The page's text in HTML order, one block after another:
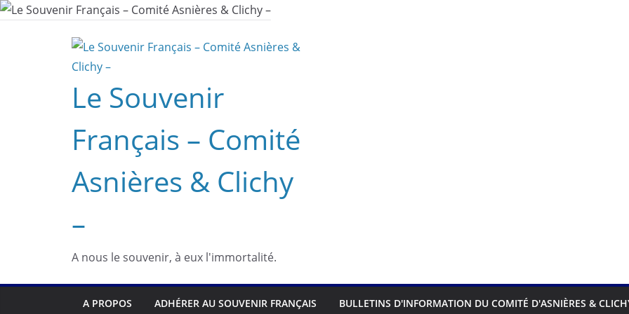
Passer
Le Souvenir
Français – Comité
Asnières & Clichy
–
A nous le souvenir, à eux l'immortalité.
A PROPOS ADHÉRER AU SOUVENIR FRANÇAIS BULLETINS D'INFORMATION DU COMITÉ D'ASNIÈRES &